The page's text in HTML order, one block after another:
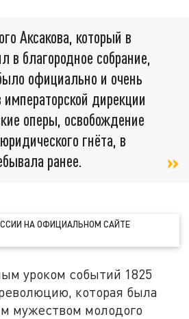
Аксакова, который в
в благородное собрание,
официально и очень
императорской дирекции
оперы, освобождение
гнёта, в
ранее.
НА ОФИЦИАЛЬНОМ САЙТЕ
уроком событий 1825
которая была
мужеством молодого